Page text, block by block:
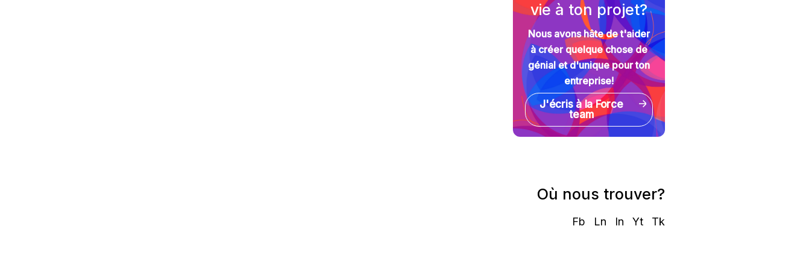
vie à ton projet?
Nous avons hâte de t'aider
à créer quelque chose de
génial et d'unique pour ton
entreprise!
J'écris à la Force
team
Où nous trouver?
Fb Ln In Yt Tk